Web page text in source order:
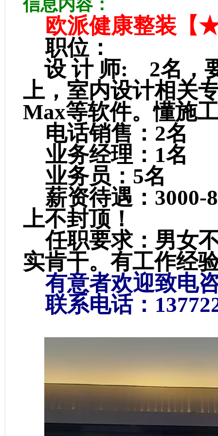
信息内容：
欧派健康整装
职位：
设 计 师: 2名，
上，室内设计相关
Max等软件。懂施
电话销售：2名
业务经理：1名
业务员：5名
薪资待遇：3000-
上不封顶！
任职要求：男女
实肯干。有工作经
有意者欢迎致电
联系电话：